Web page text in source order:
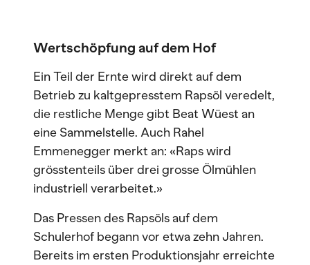
Wertschöpfung auf dem Hof
Ein Teil der Ernte wird direkt auf dem
Betrieb zu kaltgepresstem Rapsöl veredelt,
die restliche Menge gibt Beat Wüest an
eine Sammelstelle. Auch Rahel
Emmenegger merkt an: «Raps wird
grösstenteils über drei grosse Ölmühlen
industriell verarbeitet.»
Das Pressen des Rapsöls auf dem
Schulerhof begann vor etwa zehn Jahren.
Bereits im ersten Produktionsjahr erreichte